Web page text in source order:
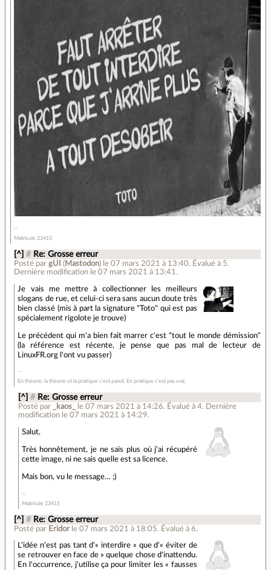
Matricule 23415
[^] # Re: Grosse erreur
Posté pargUI ( Mastodon) le 07 mars 2021 à 13:40. Évalué à 5.
Dernière modification le 07 mars 2021 à 13:41.
Je vais me mettre à collectionner les meilleurs
slogans de rue, et celui-ci sera sans aucun doute très
bien classé (mis à part la signature "Toto" qui est pas
spécialement rigolote je trouve)
Le précédent qui m'a bien fait marrer c'est "tout le monde démission"
(la référence est récente, je pense que pas mal de lecteur de
LinuxFR.org l'ont vu passer)
En théorie, la théorie et la pratique c'est pareil. En pratique c'est pas vrai.
[^] # Re: Grosse erreur
Posté par _kaos_ le 07 mars 2021 à 14:26. Évalué à 4. Dernière
modification le 07 mars 2021 à 14:29.
Salut,
Très honnêtement, je ne sais plus où j'ai récupéré
cette image, ni ne sais quelle est sa licence.
Mais bon, vu le message… ;)
Matricule 23415
[^] # Re: Grosse erreur
Posté par Eridor le 07 mars 2021 à 18:05. Évalué à6.
L'idée n'est pas tant d'« interdire » que d'« éviter de
se retrouver en face de » quelque chose d'inattendu.
En l'occurrence, j'utilise ça pour limiter les « fausses